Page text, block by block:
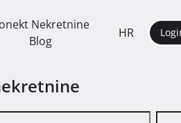
Nekretnine
Blog
HR